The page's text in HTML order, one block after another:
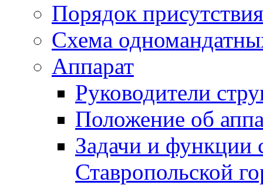
Порядок
Схема
Аппарат
Руководители
Положение об
Задачи и функции
Ставропольской